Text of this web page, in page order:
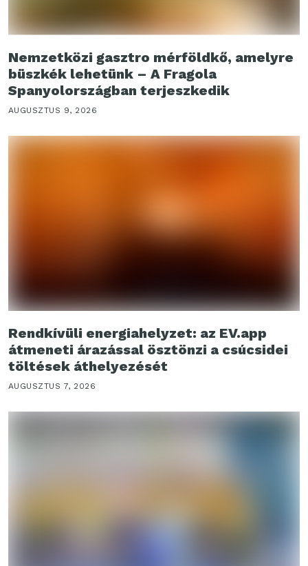
Nemzetközi gasztro mérföldkő, amelyre
büszkék lehetünk – A Fragola
Spanyolországban terjeszkedik
AUGUSZTUS 9, 2026
Rendkívüli energiahelyzet: az EV.app
átmeneti árazással ösztönzi a csúcsidei
töltések áthelyezését
AUGUSZTUS 7, 2026